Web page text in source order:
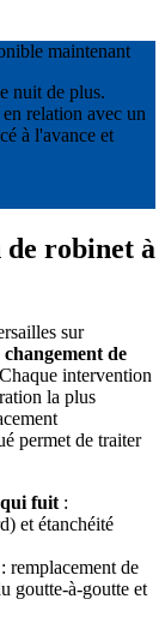
maintenant
nuit de plus.
relation avec un
à l'avance et
robinet à
sur
changement de
intervention
la plus
permet de traiter
fuit :
et étanchéité
: remplacement de
goutte-à-goutte et